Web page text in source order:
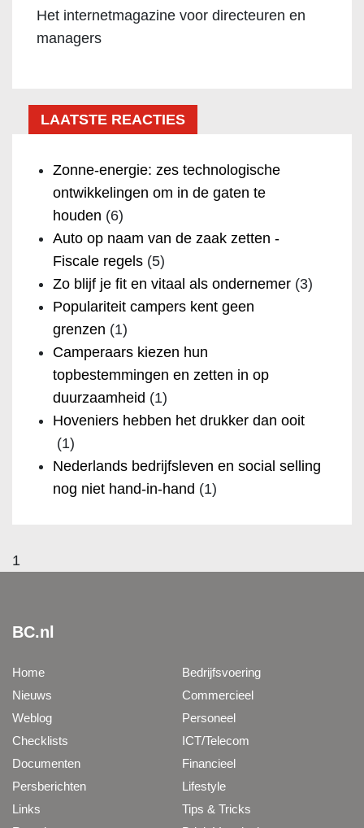
Het internetmagazine voor directeuren en
managers
LAATSTE REACTIES
Zonne-energie: zes technologische
ontwikkelingen om in de gaten te
houden (6)
Auto op naam van de zaak zetten -
Fiscale regels (5)
Zo blijf je fit en vitaal als ondernemer (3)
Populariteit campers kent geen
grenzen (1)
Camperaars kiezen hun
topbestemmingen en zetten in op
duurzaamheid (1)
Hoveniers hebben het drukker dan ooit
(1)
Nederlands bedrijfsleven en social selling
nog niet hand-in-hand (1)
1
BC.nl
Home
Nieuws
Weblog
Checklists
Documenten
Persberichten
Links
Bedrijfsvoering
Commercieel
Personeel
ICT/Telecom
Financieel
Lifestyle
Tips & Tricks